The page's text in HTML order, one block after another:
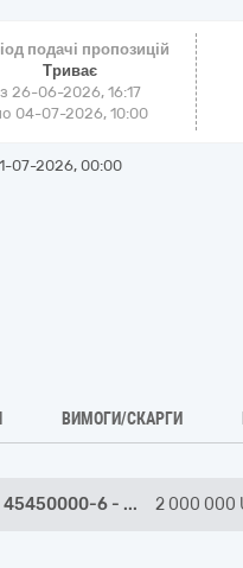
подачі пропозицій
Триває
з 26-06-2026, 16:17
04-07-2026, 10:00
07-2026, 00:00
ВИМОГИ/СКАРГИ
45450000-6 - ... 2 000 000